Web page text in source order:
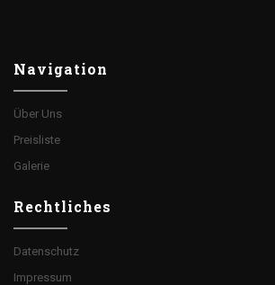
Navigation
Über Uns
Preisliste
Galerie
Rechtliches
Datenschutz
Impressum